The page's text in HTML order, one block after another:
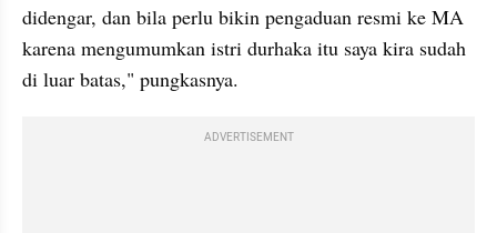
didengar, dan bila perlu bikin pengaduan resmi ke MA
karena mengumumkan istri durhaka itu saya kira sudah
di luar batas," pungkasnya.
ADVERTISEMENT